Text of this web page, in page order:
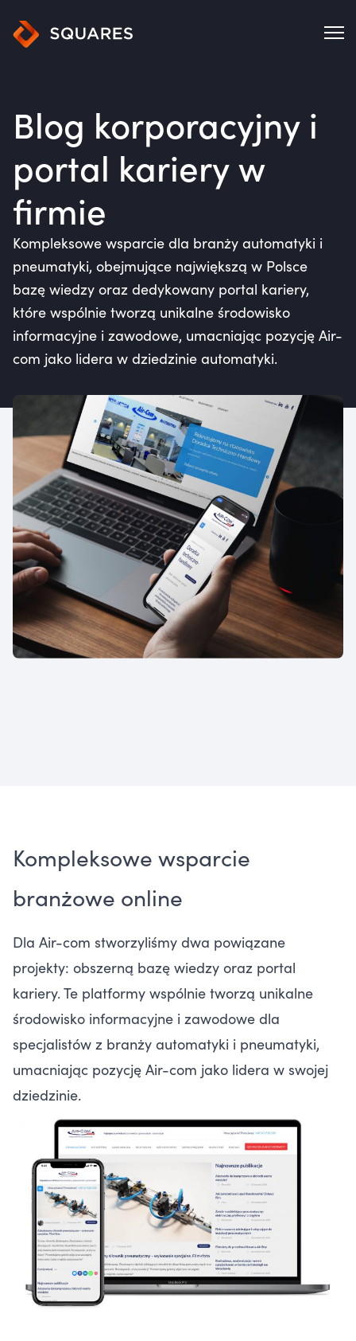
Blog korporacyjny i
portal kariery w
firmie
Kompleksowe wsparcie dla branży automatyki i
pneumatyki, obejmujące największą w Polsce
bazę wiedzy oraz dedykowany portal kariery,
które wspólnie tworzą unikalne środowisko
informacyjne i zawodowe, umacniając pozycję Air-
com jako lidera w dziedzinie automatyki.
Kompleksowe wsparcie
branżowe online
Dla Air-com stworzyliśmy dwa powiązane
projekty: obszerną bazę wiedzy oraz portal
kariery. Te platformy wspólnie tworzą unikalne
środowisko informacyjne i zawodowe dla
specjalistów z branży automatyki i pneumatyki,
umacniając pozycję Air-com jako lidera w swojej
dziedzinie.